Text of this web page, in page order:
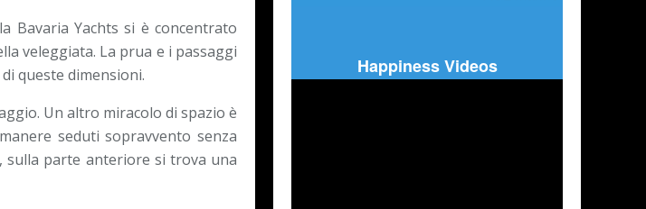
Bavaria Yachts si è concentrato
veleggiata. La prua e i passaggi
queste dimensioni.
Un altro miracolo di spazio è
seduti sopravvento senza
sulla parte anteriore si trova una
Happiness Videos